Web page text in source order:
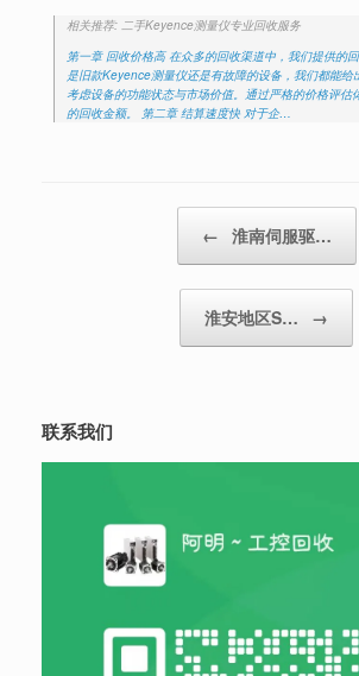
相关推荐: 二手Keyence测量仪专业回收服务
第一章 回收价格高 在众多的回收渠道中，我们提供的
是旧款Keyence测量仪还是有故障的设备，我们都能给
考虑设备的功能状态与市场价值。通过严格的价格评估
的回收金额。 第二章 结算速度快 对于企…
← 淮南伺服驱…
淮安地区S… →
联系我们